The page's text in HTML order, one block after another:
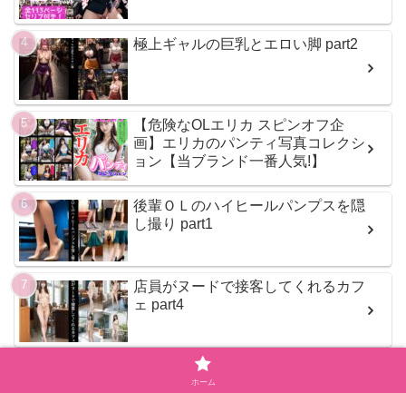
極上ギャルの巨乳とエロい脚 part2
【危険なOLエリカ スピンオフ企
画】エリカのパンティ写真コレクシ
ョン【当ブランド一番人気!】
後輩ＯＬのハイヒールパンプスを隠
し撮り part1
店員がヌードで接客してくれるカフ
ェ part4
圧倒的美人ＯＬのしゃがみパンチラ
ホーム